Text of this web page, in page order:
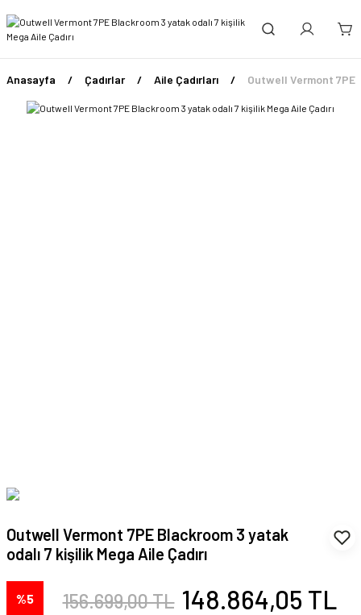
Anasayfa Çadırlar Aile Çadırları Outwell Vermont 7PE
Outwell Vermont 7PE Blackroom 3 yatak
odalı 7 kişilik Mega Aile Çadırı
%5 156.699,00 TL 148.864,05 TL